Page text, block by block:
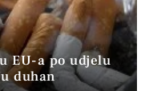
EU-a po udjelu
duhan